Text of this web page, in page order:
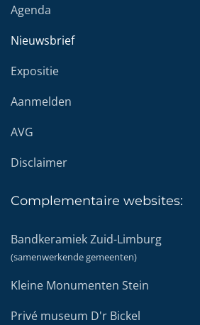
Agenda
Nieuwsbrief
Expositie
Aanmelden
AVG
Disclaimer
Complementaire websites:
Bandkeramiek Zuid-Limburg
(samenwerkende gemeenten)
Kleine Monumenten Stein
Privé museum D'r Bickel